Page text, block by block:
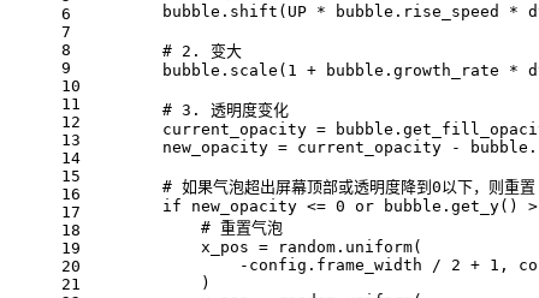
6
7
8
9
10
11
12
13
14
15
16
17
18
19
20
21
bubble.shift(UP * bubble.rise_speed *
        # 2. 变大
bubble.scale(1 + bubble.growth_rate *
        # 3. 透明度变化
current_opacity =
new_opacity = current_opacity -
        # 如果气泡超出屏幕顶部或透明度降到0以下，则重置
if new_opacity <= 0 or bubble.get_y()
            # 重置气泡
            x_pos = random.uniform(
-config.frame_width / 2 + 1,
            )